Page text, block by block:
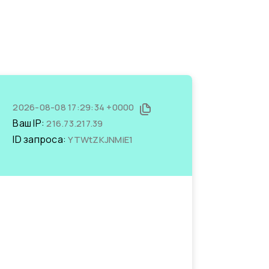
2026-08-08 17:29:34 +0000
Ваш IP:216.73.217.39
ID запроса:YTWtZKJNMiE1